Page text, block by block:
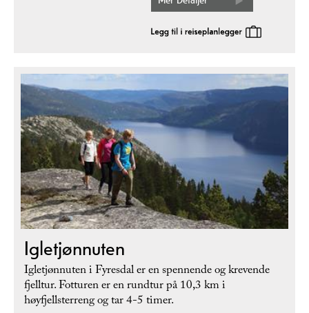
Igletjønnuten
Igletjønnuten i Fyresdal er en spennende og krevende
fjelltur. Fotturen er en rundtur på 10,3 km i
høyfjellsterreng og tar 4-5 timer.